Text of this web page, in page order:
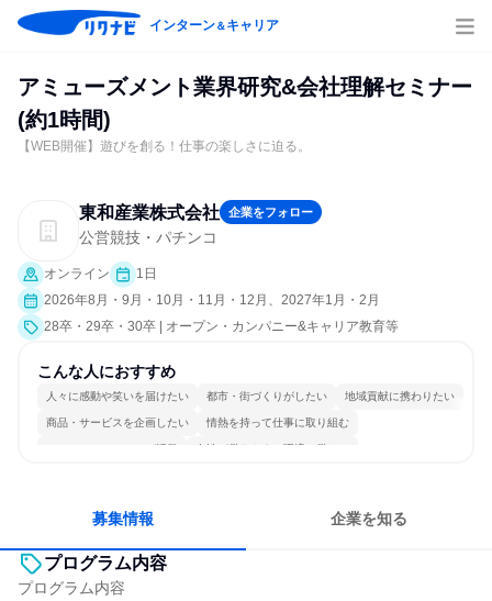
インターン＆キャリア
アミューズメント業界研究&会社理解セミナー
(約1時間)
【WEB開催】遊びを創る！仕事の楽しさに迫る。
東和産業株式会社 企業をフォロー
公営競技・パチンコ
オンライン
1日
2026年8月・9月・10月・11月・12月、2027年1月・2月
28卒・29卒・30卒 | オープン・カンパニー&キャリア教育等
こんな人におすすめ
人々に感動や笑いを届けたい 都市・街づくりがしたい 地域貢献に携わりたい
商品・サービスを企画したい 情熱を持って仕事に取り組む
コミュニケーションが活発 女性が働きやすい環境で働ける
募集情報 企業を知る
プログラム内容
プログラム内容